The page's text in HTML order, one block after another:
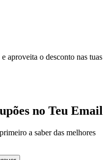
aproveita o desconto nas tuas
no Teu Email
a saber das melhores